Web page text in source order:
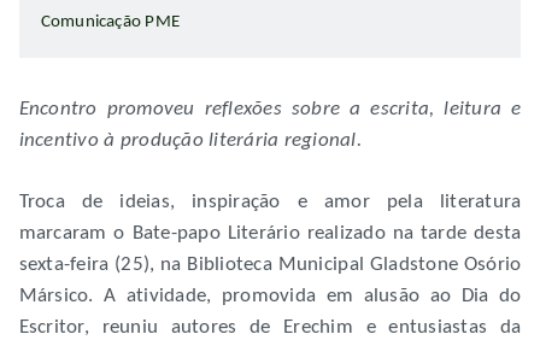
Comunicação PME
Encontro promoveu reflexões sobre a escrita, leitura e
incentivo à produção literária regional.
Troca de ideias, inspiração e amor pela literatura
marcaram o Bate-papo Literário realizado na tarde desta
sexta-feira (25), na Biblioteca Municipal Gladstone Osório
Mársico. A atividade, promovida em alusão ao Dia do
Escritor, reuniu autores de Erechim e entusiastas da